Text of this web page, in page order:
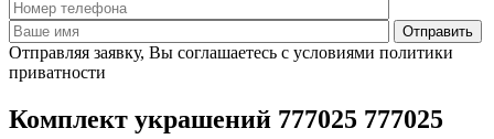
Отправляя заявку, Вы соглашаетесь с условиями политики
приватности
Комплект украшений 777025 777025